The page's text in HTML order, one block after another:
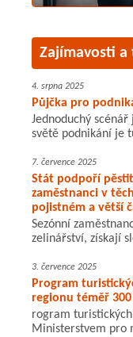
Zajímavosti a
4. srpna 2025
Půjčka pro
Jednoduchý
světě podnikání je
7. července 2025
Stát podpoří
zaměstnanci v
pojistném a větší
Sezónní
zelinářství, získají
3. července 2025
Program
regionu téměř
rogram
Ministerstvem pro